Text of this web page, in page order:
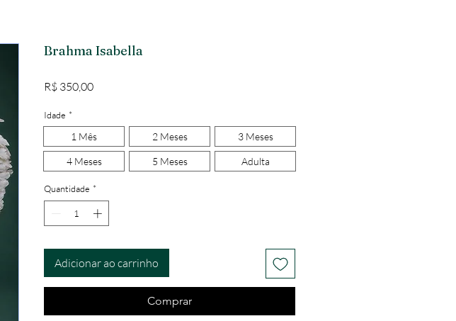
Brahma Isabella
R$ 350,00Preço
Idade *
1 Mês 2 Meses 3 Meses
4 Meses 5 Meses Adulta
Quantidade *
Adicionar ao carrinho
Comprar